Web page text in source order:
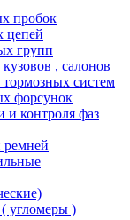
пробок
цепей
групп
, салонов
систем
форсунок
и контроля фаз
угломеры )